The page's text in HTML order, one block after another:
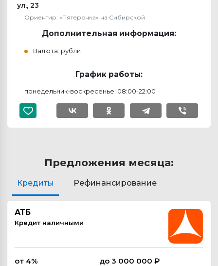
ул., 23
Ориентир: «Пятерочка» на Сибирской
Дополнительная информация:
Валюта: рубли
График работы:
понедельник-воскресенье: 08:00-22:00
Предложения месяца:
Кредиты Рефинансирование
АТБ
Кредит наличными
от 4% до 3 000 000 ₽